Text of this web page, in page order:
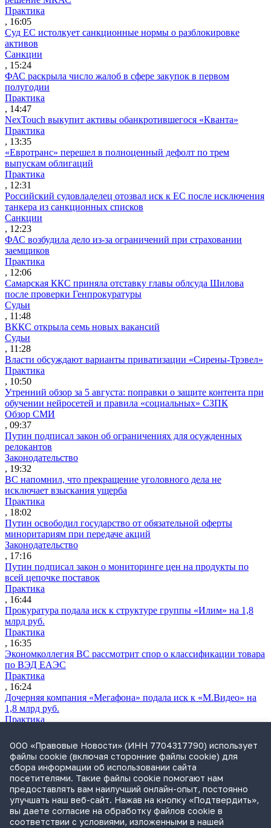
Практика
, 16:05
Суд ЕС истолкует санкционные нормы о разблокировке
активов
Санкции
, 15:24
ФАС раскрыла число жалоб в сфере закупок в первом
полугодии
Практика
, 14:47
NexTouch выкупит активы обанкротившегося «Кванта»
Практика
, 13:35
«Евротранс» перешел в полноценный дефолт по трем
выпускам облигаций
Практика
, 12:31
Российский судовладелец отозвал иск к ЕС после исключения
танкера из санкционных списков
Санкции
, 12:23
ФАС возбудила дело из-за ограничений при страховании
заемщиков
Практика
, 12:06
Самарская ККС приняла отставку главы облсуда Шилова
после проверки Генпрокуратуры
Судьи
, 11:48
ВККС открыла семь новых вакансий
Судьи
, 11:28
Власти обсуждают варианты приватизации «Сирены-Трэвел»
Практика
, 10:50
Утренний обзор за 5 августа: поправки о защите контента при
обучении нейросетей и правила «социальных» СЗПК
Обзор СМИ
, 09:37
Путин подписал закон об ограничениях для осужденных
релокантов
Законодательство
, 19:32
ВС напомнил, что прекращение уголовного дела не
исключает взыскания ущерба
Практика
, 18:02
Путин освободил государство от обязательной оферты
миноритариям при передаче акций
Законодательство
, 17:16
Путин подписал закон о мониторинге цен на продукты по
всей цепочке поставок
Практика
, 16:44
Прокуратура подала иск к структуре группы «Илим» на 1,8
млрд руб.
Практика
, 16:35
Экономколлегия ВС рассмотрит спор о классификации товара
по ВЭД ЕАЭС
Практика
, 16:24
Дочерняя компания «Мегафона» подала иск к «М.Видео» на
1,8 млрд руб.
Практика
СИП проверит отмену патента на систему управления
устройствами после возражений «Яндекса»
Практика
, 15:17
Суды 10 стран рассматривают иски российской «дочки»
Google о возврате дивидендов
Международная практика
, 14:09
ООО «Правовые Новости» (ИНН 7704317790) использует
файлы cookie (включая сторонние файлы cookie) для
сбора информации об использовании сайта
посетителями. Такие файлы cookie помогают нам
предоставлять вам наилучший онлайн-опыт, постоянно
улучшать наш веб-сайт. Нажав на кнопку «Подтвердить»,
вы даете согласие на обработку файлов cookie в
соответствии с условиями, изложенными в нашей